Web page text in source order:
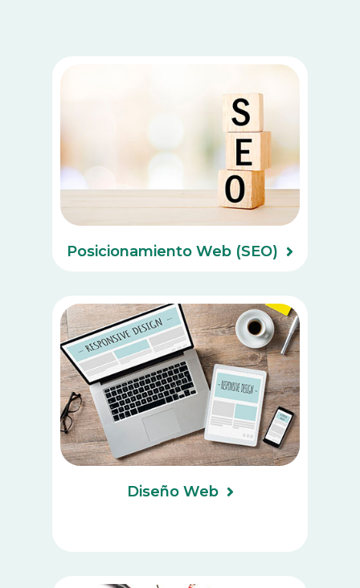
Posicionamiento Web (SEO)
Diseño Web